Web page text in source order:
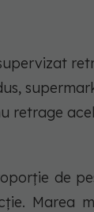
retrage
de
Marea